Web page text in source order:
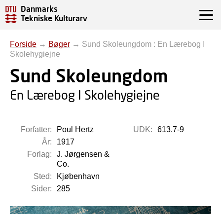
Danmarks
Tekniske Kulturarv
Forside → Bøger → Sund Skoleungdom : En Lærebog I
Skolehygiejne
Sund Skoleungdom
En Lærebog I Skolehygiejne
Forfatter:
Poul Hertz
År:
1917
Forlag:
J. Jørgensen &
Co.
Sted:
Kjøbenhavn
Sider:
285
UDK: 613.7-9